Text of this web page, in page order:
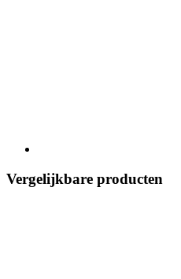
Vergelijkbare producten